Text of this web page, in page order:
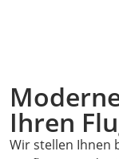
Ihren
Wir stellen Ihnen